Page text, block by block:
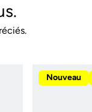
Nouveau